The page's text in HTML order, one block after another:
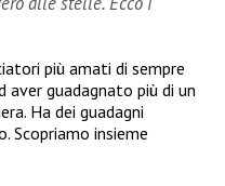
più amati di sempre
aver guadagnato più di un
Ha dei guadagni
Scopriamo insieme